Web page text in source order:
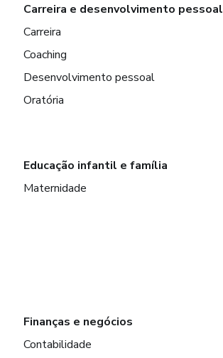
Carreira e desenvolvimento pessoal
Carreira
Coaching
Desenvolvimento pessoal
Oratória
Educação infantil e família
Maternidade
Finanças e negócios
Contabilidade